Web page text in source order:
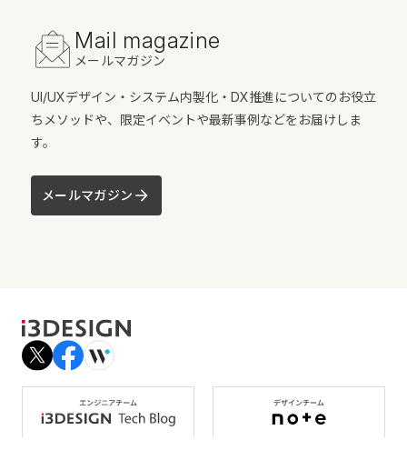
Mail magazine
メールマガジン
UI/UXデザイン・システム内製化・DX推進についてのお役立
ちメソッドや、限定イベントや最新事例などをお届けしま
す。
メールマガジン